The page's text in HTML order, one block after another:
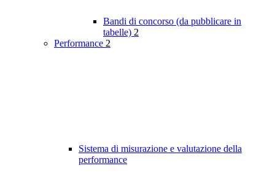
Bandi di concorso (da pubblicare in
tabelle) 2
Performance 2
Sistema di misurazione e valutazione della
performance